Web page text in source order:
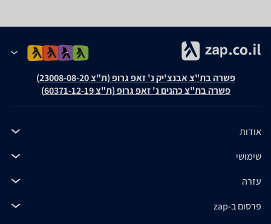
פשרה בת"צ אבנצ'יק נ' זאפ גרופ (ת"צ 23008-08-20)
פשרה בת"צ כהנים נ' זאפ גרופ (ת"צ 60371-12-19)
אודות
שימושי
עזרה
פרסום ב-zap